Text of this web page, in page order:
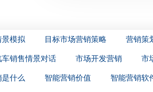
模拟 目标市场营销策略 营销策
车销售情景对话 市场开发营销 市
什么 智能营销价值 智能营销软